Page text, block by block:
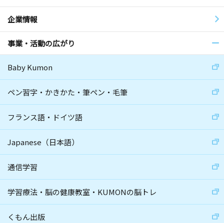
企業情報
事業・活動の広がり
Baby Kumon
ペン習字・かきかた・筆ペン・毛筆
フランス語・ドイツ語
Japanese（日本語）
通信学習
学習療法・脳の健康教室・KUMONの脳トレ
くもん出版